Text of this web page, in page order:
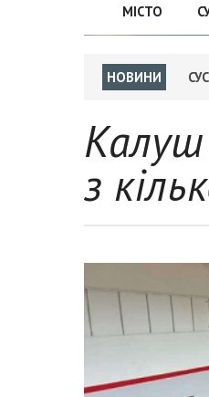
МІСТО
НОВИНИ
з